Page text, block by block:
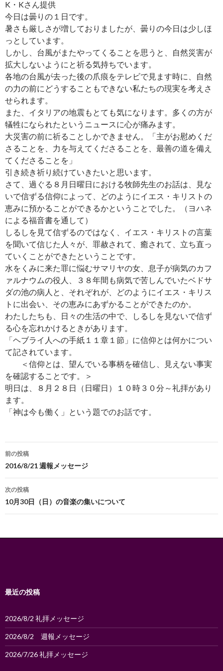
K・Kさん提供
今日は曇りの１日です。
暑さも厳しさが増しておりましたが、曇りの今日は少しほ
っとしています。
しかし、台風がまたやってくることを思うと、自然災害が
拡大しないようにと祈る気持ちでいます。
各地の台風が去った後の爪痕をテレビで見ます時に、自然
の力の前にどうすることもできない私たちの現実を考えさ
せられます。
また、イタリアの地震もとても気になります。多くの方が
犠牲になられたというニュースに心が痛みます。
大災害の前に祈ることしかできません。「主がお慰めくだ
さることを、力を与えてくださることを、最善の道を備え
てくださることを」
引き続き祈り続けていきたいと思います。
さて、過ぐる８月日曜日における牧師先生のお話は、見な
いで信ずる信仰によって、どのようにイエス・キリストの
恵みに預かることができるかということでした。（ヨハネ
による福音書を通して）
しるしを見て信ずるのではなく、イエス・キリストの言葉
を聞いて信じた人々が、罪赦されて、癒されて、立ち直っ
ていくことができたということです。
水をくみに来た罪に悩むサマリヤの女、息子が病気のカフ
ァルナウムの役人、３８年間も病気で苦しんでいたベドサ
ダの池の病人と、それぞれが、どのようにイエス・キリス
トに出会い、その恵みにあずかることができたのか。
わたしたちも、日々の生活の中で、しるしを見ないで信ず
る心を忘れかけるときがあります。
「ヘブライ人への手紙１１章１節」に信仰とは何かについ
て記されています。
＜信仰とは、望んでいる事柄を確信し、見えない事実
を確認することです。＞
明日は、８月２８日（日曜日）１０時３０分～礼拝があり
ます。
「神は今も働く」という題でのお話です。
投
稿
ナ
ビ
ー
ン
前の投稿
2016/8/21 週報メッセージ
次の投稿
10月30日（日）の音楽の集いについて
最近の投稿
2026/8/2 礼拝メッセージ
2026/8/2 週報メッセージ
2026/7/26 礼拝メッセージ